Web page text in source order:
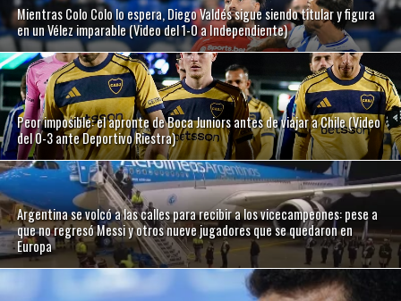
Mientras Colo Colo lo espera, Diego Valdés sigue siendo titular y figura
en un Vélez imparable (Video del 1-0 a Independiente)
Peor imposible: el apronte de Boca Juniors antes de viajar a Chile (Video
del 0-3 ante Deportivo Riestra)
Argentina se volcó a las calles para recibir a los vicecampeones: pese a
que no regresó Messi y otros nueve jugadores que se quedaron en
Europa